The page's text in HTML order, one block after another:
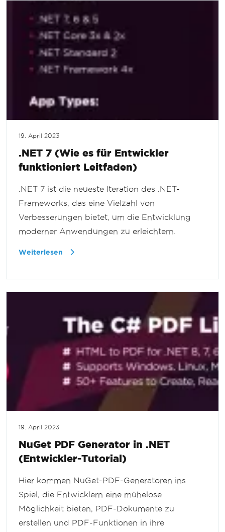
19. April 2023
.NET 7 (Wie es für Entwickler
funktioniert Leitfaden)
.NET 7 ist die neueste Iteration des .NET-
Frameworks, das eine Vielzahl von
Verbesserungen bietet, um die Entwicklung
moderner Anwendungen zu erleichtern.
Weiterlesen
19. April 2023
NuGet PDF Generator in .NET
(Entwickler-Tutorial)
Hier kommen NuGet-PDF-Generatoren ins
Spiel, die Entwicklern eine mühelose
Möglichkeit bieten, PDF-Dokumente zu
erstellen und PDF-Funktionen in ihre